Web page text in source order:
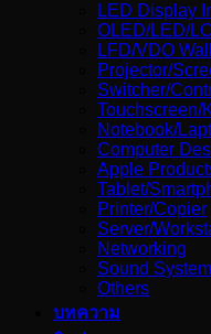
LED Display
OLED/LED/
LFD/VDO Wall
Projector/
Switcher/
Touchscreen/
Notebook/
Computer
Apple
Tablet/
Printer/Copier
Server/
Networking
Sound System
Others
บทความ